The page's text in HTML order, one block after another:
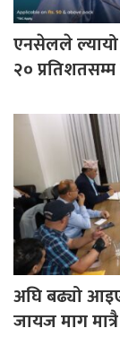
एनसेलले ल्यायो
२०
अघि बढ्यो
जायज माग